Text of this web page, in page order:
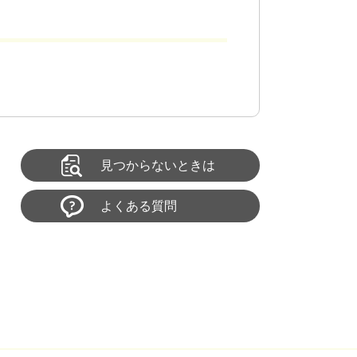
見つからないときは
よくある質問